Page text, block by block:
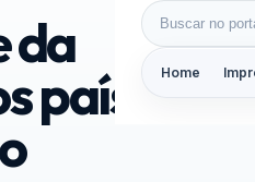
Buscar por:
Home
da
países